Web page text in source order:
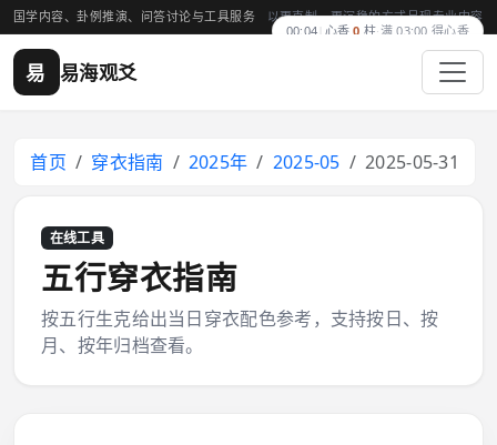
国学内容、卦例推演、问答讨论与工具服务 以更克制、更沉稳的方式呈现专业内容
易 易海观爻
首页 穿衣指南 2025年 2025-05 2025-05-31
在线工具
五行穿衣指南
按五行生克给出当日穿衣配色参考，支持按日、按
月、按年归档查看。
00:04 心香0 柱· 满 03:00 得心香